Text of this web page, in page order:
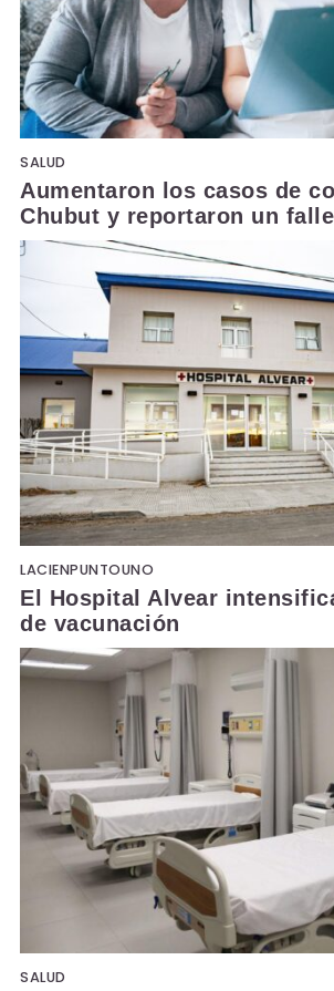
SALUD
Aumentaron los casos de
Chubut y reportaron un
LACIENPUNTOUNO
El Hospital Alvear
de vacunación
SALUD